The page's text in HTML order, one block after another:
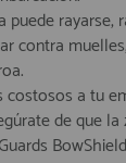
puede rayarse,
contra
costosos a tu
de que